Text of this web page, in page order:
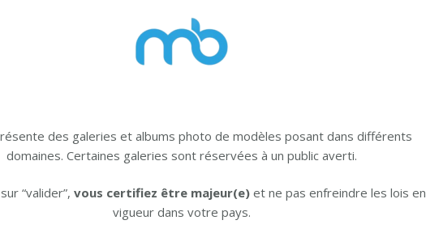
ou homme entre 20 ans et 35 ans dans le cadre
pour photos tout type débutants acceptés.
des galeries et albums photo de modèles posant dans différents
domaines. Certaines galeries sont réservées à un public averti.
“valider”, vous certifiez être majeur(e)et ne pas enfreindre les lois en
vigueur dans votre pays.